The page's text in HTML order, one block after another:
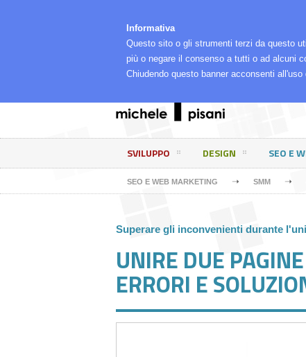
Informativa
Questo sito o gli strumenti terzi da questo
più o negare il consenso a tutti o ad alcuni
Chiudendo questo banner acconsenti all'uso
SVILUPPO DESIGN SEO E
SEO E WEB MARKETING ➝ SMM ➝
Superare gli inconvenienti durante
UNIRE DUE
ERRORI E